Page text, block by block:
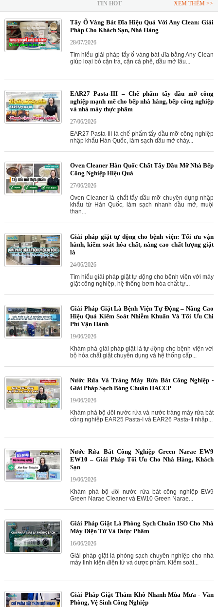
TIN HOT XEM THÊM >>
Tẩy Ố Vàng Bát Đĩa Hiệu Quả Với Any Clean: Giải
Pháp Cho Khách Sạn, Nhà Hàng
28/07/2026
Tìm hiểu giải pháp tẩy ố vàng bát đĩa bằng Any Clean
giúp loại bỏ cặn trà, cặn cà phê, dầu mỡ lâu...
EAR27 Pasta-III – Chế phẩm tẩy dầu mỡ công
nghiệp mạnh mẽ cho bếp nhà hàng, bếp công nghiệp
và nhà máy thực phẩm
27/06/2026
EAR27 Pasta-III là chế phẩm tẩy dầu mỡ công nghiệp
nhập khẩu Hàn Quốc, làm sạch dầu mỡ cháy...
Oven Cleaner Hàn Quốc Chất Tẩy Dầu Mỡ Nhà Bếp
Công Nghiệp Hiệu Quả
27/06/2026
Oven Cleaner là chất tẩy dầu mỡ chuyên dụng nhập
khẩu từ Hàn Quốc, làm sạch nhanh dầu mỡ, muội
than...
Giải pháp giặt tự động cho bệnh viện: Tối ưu vận
hành, kiểm soát hóa chất, nâng cao chất lượng giặt
là
24/06/2026
Tìm hiểu giải pháp giặt tự động cho bệnh viện với máy
giặt công nghiệp, hệ thống bơm hóa chất tự...
Giải Pháp Giặt Là Bệnh Viện Tự Động – Nâng Cao
Hiệu Quả Kiểm Soát Nhiễm Khuẩn Và Tối Ưu Chi
Phí Vận Hành
19/06/2026
Khám phá giải pháp giặt là tự động cho bệnh viện với
bộ hóa chất giặt chuyên dụng và hệ thống cấp...
Nước Rửa Và Tráng Máy Rửa Bát Công Nghiệp -
Giải Pháp Sạch Bóng Chuẩn HACCP
19/06/2026
Khám phá bộ đôi nước rửa và nước tráng máy rửa bát
công nghiệp EAR25 Pasta-I và EAR26 Pasta-II nhập...
Nước Rửa Bát Công Nghiệp Green Narae EW9
EW10 – Giải Pháp Tối Ưu Cho Nhà Hàng, Khách
Sạn
19/06/2026
Khám phá bộ đôi nước rửa bát công nghiệp EW9
Green Narae Cleaner và EW10 Green Narae...
Giải Pháp Giặt Là Phòng Sạch Chuẩn ISO Cho Nhà
Máy Điện Tử Và Dược Phẩm
16/06/2026
Giải pháp giặt là phòng sạch chuyên nghiệp cho nhà
máy linh kiện điện tử và dược phẩm. Kiểm soát...
Giải Pháp Giặt Thảm Khô Nhanh Mùa Mưa - Văn
Phòng, Vệ Sinh Công Nghiệp